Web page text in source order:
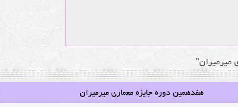
هفدهمین دوره جایزه معماری میرمیران